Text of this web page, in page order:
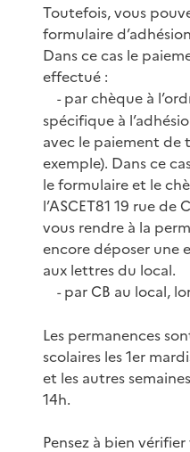
Toutefois, vous
formulaire
Dans ce cas le
effectué :
-par chèque à
spécifique à
avec le paiement de
exemple). Dans ce
le formulaire et le
l’ASCET81 19 rue de
vous rendre à la
encore déposer une
aux lettres du local.
-par CB au local,
Les permanences
scolaires les 1er
et les autres
14h.
Pensez à bien